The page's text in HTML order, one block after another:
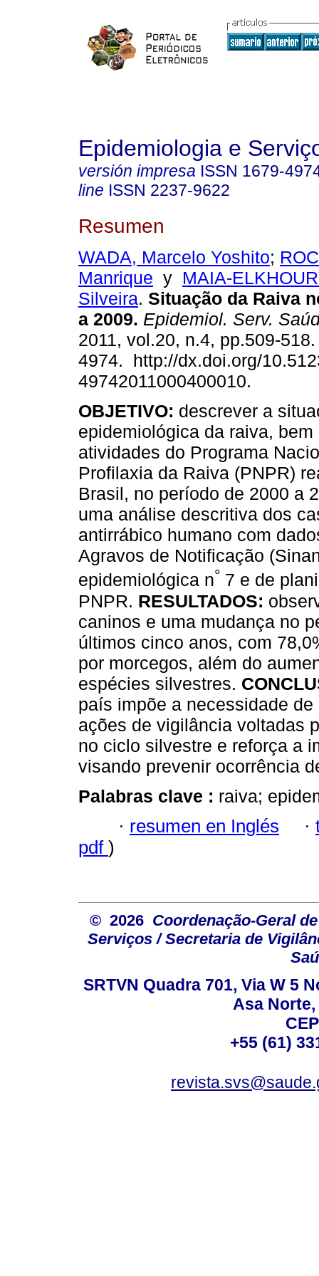
Epidemiologia e
versión impresa ISSN 1679-
line ISSN 2237-9622
Resumen
WADA, Marcelo Yoshito;
Manrique y MAIA-
Silveira. Situação da Raiva
a 2009. Epidemiol. Serv.
2011, vol.20, n.4, pp.509-
4974. http://dx.doi.org/
49742011000400010.
OBJETIVO: descrever a
epidemiológica da raiva, bem
atividades do Programa
Profilaxia da Raiva (PNPR)
Brasil, no período de 2000 a
uma análise descritiva dos
antirrábico humano com
Agravos de Notificação
epidemiológica n° 7 e de
PNPR. RESULTADOS:
caninos e uma mudança no
últimos cinco anos, com
por morcegos, além do
espécies silvestres.
país impõe a necessidade
ações de vigilância voltadas
no ciclo silvestre e reforça a
visando prevenir ocorrência
Palabras clave : raiva;
· resumen en Inglés ·
pdf )
© 2026 Coordenação-Geral
Serviços / Secretaria de
SRTVN Quadra 701, Via W 5
Asa
+55 (61)